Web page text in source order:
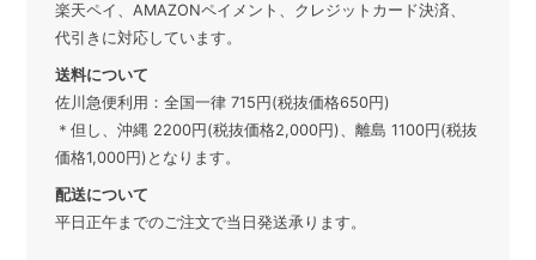
楽天ペイ、AMAZONペイメント、クレジットカード決済、
代引きに対応しています。
送料について
佐川急便利用：全国一律 715円(税抜価格650円)
＊但し、沖縄 2200円(税抜価格2,000円)、離島 1100円(税抜
価格1,000円)となります。
配送について
平日正午までのご注文で当日発送承ります。